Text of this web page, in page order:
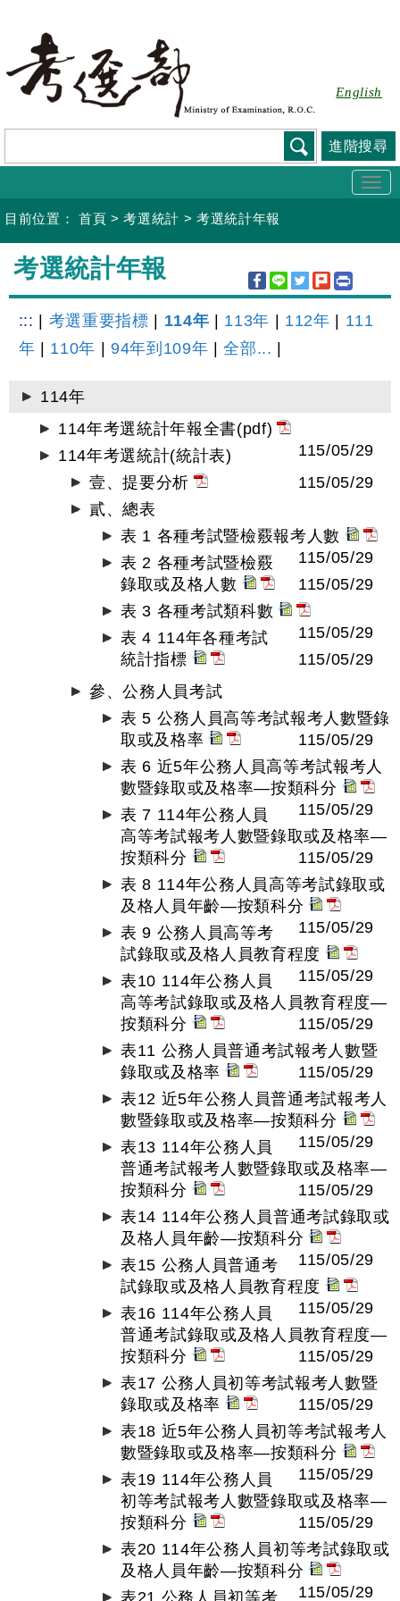
要
容
English
進階搜尋
目前位置： 首頁 >考選統計 >考選統計年報
考選統計年報
::: 考選重要指標 114年 113年 112年
111
年
110年 |94年到109年 |全部...
114年
114年考選統計年報全書(pdf)
115/05/29
114年考選統計(統計表)
壹、提要分析
115/05/29
貳、總表
表 1 各種考試暨檢覈報考人數
115/05/29
表 2 各種考試暨檢覈
錄取或及格人數
115/05/29
表 3 各種考試類科數
115/05/29
表 4 114年各種考試
統計指標
115/05/29
參、公務人員考試
表 5 公務人員高等考試報考人數暨錄
取或及格率
115/05/29
表 6 近5年公務人員高等考試報考人
數暨錄取或及格率—按類科分
115/05/29
表 7 114年公務人員
高等考試報考人數暨錄取或及格率—
按類科分
115/05/29
表 8 114年公務人員高等考試錄取或
及格人員年齡—按類科分
115/05/29
表 9 公務人員高等考
試錄取或及格人員教育程度
115/05/29
表10 114年公務人員
高等考試錄取或及格人員教育程度—
按類科分
115/05/29
表11 公務人員普通考試報考人數暨
錄取或及格率
115/05/29
表12 近5年公務人員普通考試報考人
數暨錄取或及格率—按類科分
115/05/29
表13 114年公務人員
普通考試報考人數暨錄取或及格率—
按類科分
115/05/29
表14 114年公務人員普通考試錄取或
及格人員年齡—按類科分
115/05/29
表15 公務人員普通考
試錄取或及格人員教育程度
115/05/29
表16 114年公務人員
普通考試錄取或及格人員教育程度—
按類科分
115/05/29
表17 公務人員初等考試報考人數暨
錄取或及格率
115/05/29
表18 近5年公務人員初等考試報考人
數暨錄取或及格率—按類科分
115/05/29
表19 114年公務人員
初等考試報考人數暨錄取或及格率—
按類科分
115/05/29
表20 114年公務人員初等考試錄取或
及格人員年齡—按類科分
115/05/29
表21 公務人員初等考